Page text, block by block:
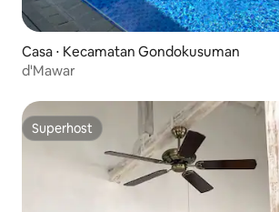
Casa ⋅ Kecamatan Gondokusuman
d'Mawar
Superhost
Superhost